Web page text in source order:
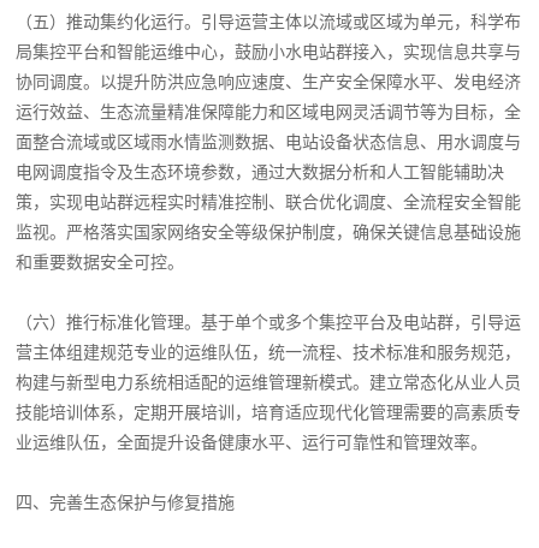
（五）推动集约化运行。引导运营主体以流域或区域为单元，科学布
局集控平台和智能运维中心，鼓励小水电站群接入，实现信息共享与
协同调度。以提升防洪应急响应速度、生产安全保障水平、发电经济
运行效益、生态流量精准保障能力和区域电网灵活调节等为目标，全
面整合流域或区域雨水情监测数据、电站设备状态信息、用水调度与
电网调度指令及生态环境参数，通过大数据分析和人工智能辅助决
策，实现电站群远程实时精准控制、联合优化调度、全流程安全智能
监视。严格落实国家网络安全等级保护制度，确保关键信息基础设施
和重要数据安全可控。
（六）推行标准化管理。基于单个或多个集控平台及电站群，引导运
营主体组建规范专业的运维队伍，统一流程、技术标准和服务规范，
构建与新型电力系统相适配的运维管理新模式。建立常态化从业人员
技能培训体系，定期开展培训，培育适应现代化管理需要的高素质专
业运维队伍，全面提升设备健康水平、运行可靠性和管理效率。
四、完善生态保护与修复措施